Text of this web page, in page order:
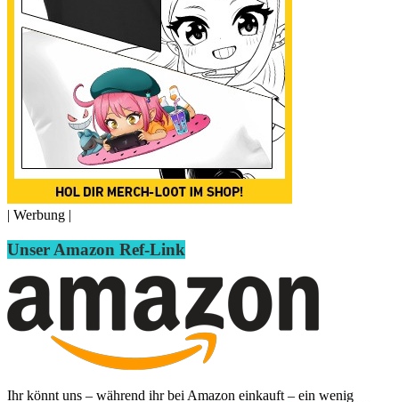
| Werbung |
Unser Amazon Ref-Link
Ihr könnt uns – während ihr bei Amazon einkauft – ein wenig